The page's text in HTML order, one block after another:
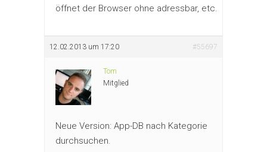
öffnet der Browser ohne adressbar, etc.
12.02.2013 um 17:20 #55697
Tom
Mitglied
Neue Version: App-DB nach Kategorie
durchsuchen.